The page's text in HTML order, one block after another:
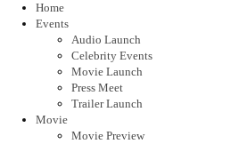
Home
Events
Audio Launch
Celebrity Events
Movie Launch
Press Meet
Trailer Launch
Movie
Movie Preview